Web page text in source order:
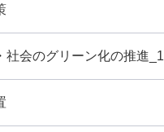
会のグリーン化の推進_1